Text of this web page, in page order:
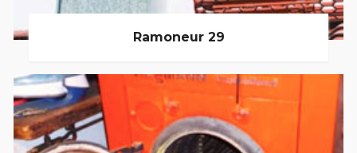
Ramoneur 29